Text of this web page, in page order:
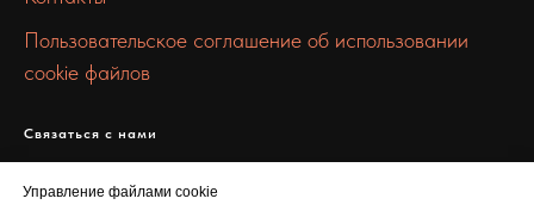
Управление файлами cookie
Пользовательское соглашение об использовании
cookie файлов
Связаться с нами